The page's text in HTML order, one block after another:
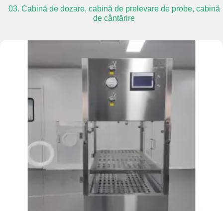
03. Cabină de dozare, cabină de prelevare de probe, cabină
de cântărire